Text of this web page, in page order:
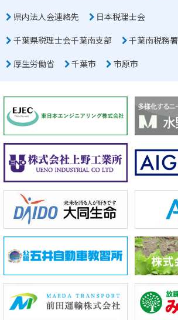
県内法人会連絡先
日本税理士会
千葉県税理士会千葉南支部
千葉南税務署
厚生労働省
千葉市 市原市